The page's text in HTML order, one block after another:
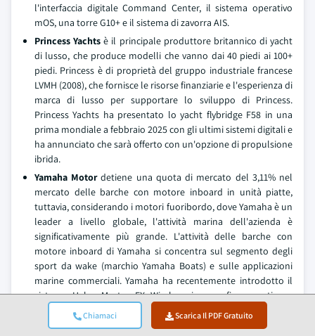
Chiamaci Scarica Il PDF Gratuito
l'interfaccia digitale Command Center, il sistema operativo
mOS, una torre G10+ e il sistema di zavorra AIS.
Princess Yachts è il principale produttore britannico di yacht
di lusso, che produce modelli che vanno dai 40 piedi ai 100+
piedi. Princess è di proprietà del gruppo industriale francese
LVMH (2008), che fornisce le risorse finanziarie e l'esperienza di
marca di lusso per supportare lo sviluppo di Princess.
Princess Yachts ha presentato lo yacht flybridge F58 in una
prima mondiale a febbraio 2025 con gli ultimi sistemi digitali e
ha annunciato che sarà offerto con un'opzione di propulsione
ibrida.
Yamaha Motordetiene una quota di mercato del 3,11% nel
mercato delle barche con motore inboard in unità piatte,
tuttavia, considerando i motori fuoribordo, dove Yamaha è un
leader a livello globale, l'attività marina dell'azienda è
significativamente più grande. L'attività delle barche con
motore inboard di Yamaha si concentra sul segmento degli
sport da wake (marchio Yamaha Boats) e sulle applicazioni
marine commerciali. Yamaha ha recentemente introdotto il
sistema Helm Master EX Wireless in una fiera nautica a
febbraio 2025 che consente il controllo wireless con joystick
su installazioni con motore gemello.